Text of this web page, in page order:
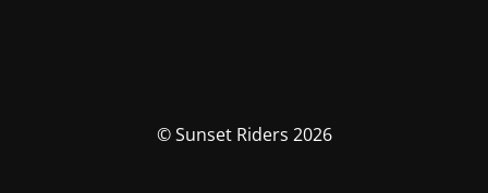
© Sunset Riders 2026